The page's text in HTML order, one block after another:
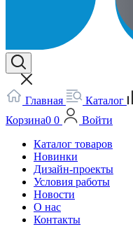
Главная Каталог
Корзина0 0
Войти
Каталог товаров
Новинки
Дизайн-проекты
Условия работы
Новости
О нас
Контакты